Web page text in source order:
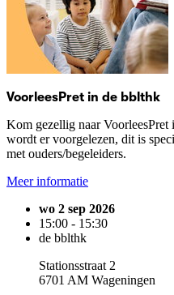
VoorleesPret in de bblthk
Kom gezellig naar
wordt er voorgelezen, dit is
met ouders/begeleiders.
Meer informatie
wo 2 sep 2026
15:00 - 15:30
de bblthk
Stationsstraat 2
6701 AM Wageningen